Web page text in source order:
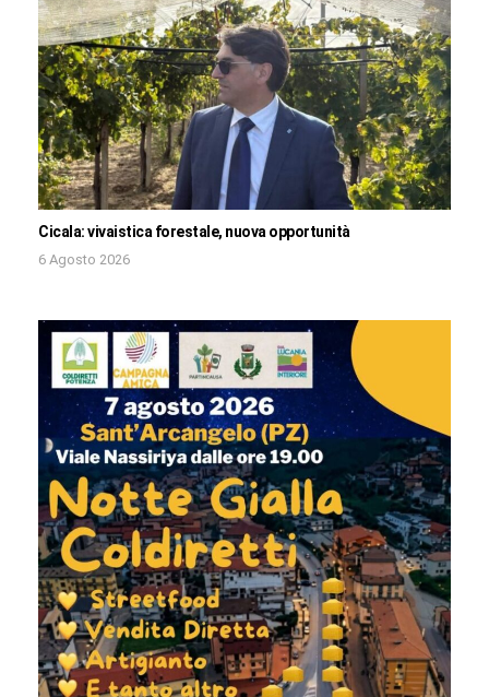
Cicala: vivaistica forestale, nuova opportunità
6 Agosto 2026